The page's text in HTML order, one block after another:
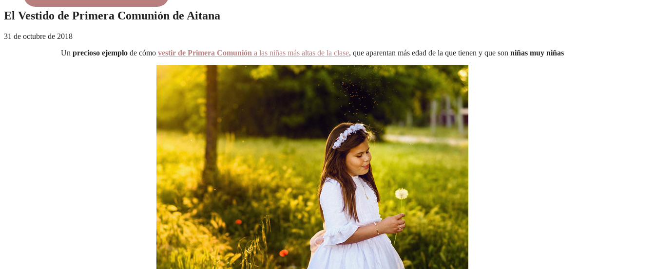
El Vestido de Primera Comunión de Aitana
31 de octubre de 2018
Un precioso ejemplode cómo vestir de Primera Comunión a las niñas más altas de la clase, que aparentan más edad de la que tienen y que son niñas muy niñas